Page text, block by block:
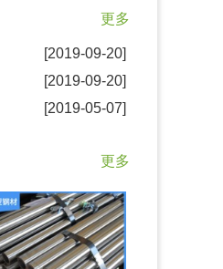
更多
[2019-09-20]
[2019-09-20]
[2019-05-07]
更多